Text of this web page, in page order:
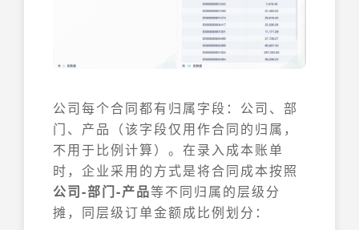
公司每个合同都有归属字段：公司、部
门、产品（该字段仅用作合同的归属，
不用于比例计算）。在录入成本账单
时，企业采用的方式是将合同成本按照
公司-部门-产品等不同归属的层级分
摊，同层级订单金额成比例划分：